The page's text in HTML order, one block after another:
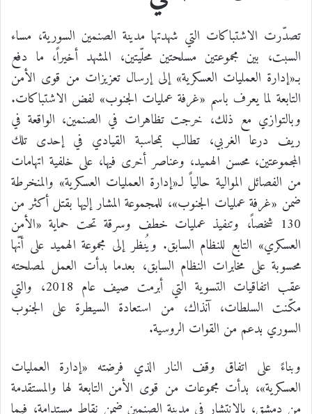
تصدّرت الاشتباكات التي شهدتها مدينة الصنمين السورية، مساء
السبت، بين مجموعتين مسلحتين محلّيتين، المشهد أخيراً، ما دفع
بـ«إدارة العمليات العسكرية» إلى إرسال تعزيزات من قوى الأمن
التابعة لما يعرف باسم «غرفة عمليات الجنوب» لفض الاشتباكات.
وبالتوازي مع ذلك، خرجت تظاهرات في الصنمين، الواقعة في
ريف درعا الغربي، تطالب بمحاسبة القيادي في إحدى تلك
المجموعتين، محسن الهميد، وعناصر أخرى فيها، على خلفية اتهامات
من الفصائل الموالية حالياً لـ«إدارة العمليات العسكرية» والمنخرطة
ضمن «غرفة عمليات الجنوب»، للمجموعة المشار إليها بقتل أكثر من
130 شخصاً، وتنفيذ عمليات خطف وسرقة تحت حماية «الأمن
العسكري» التابع للنظام السابق. ويُنظر إلى مجموعة الهميد على أنّها
محسوبة على مخابرات النظام السابق، بعدما بدأت العمل لمصلحته
عقب اتفاقيات التسوية التي أبرمت صيف عام 2018، والتي
مكّنت السلطات، آنذاك، من استعادة السيطرة على الجنوب
السوري بدعم من القوات الروسية.
وبناءً على اتفاق وقف النار الذي فرضته «إدارة العمليات
العسكرية»، بدأت مجموعات من قوى الأمن التابعة لها والمستقدمة
من دمشق، بالانتشار في مدينة الصنمين ضمن نقاط مستدامة، فيما